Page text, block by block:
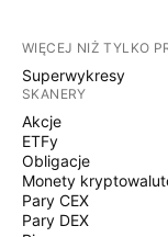
WIĘCEJ NIŻ TYLKO
Superwykresy
SKANERY
Akcje
ETFy
Obligacje
Monety
Pary CEX
Pary DEX